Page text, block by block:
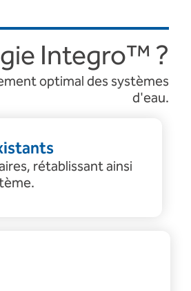
Integro™ ?
optimal des systèmes
d'eau.
rétablissant ainsi